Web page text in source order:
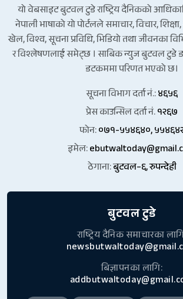
यो वेबसाइट बुटवल टुडे राष्ट्रिय दैनिकको
नेपाली भाषाको यो पोर्टलले समाचार, विचार,
खेल, विश्व, सूचना प्रविधि, भिडियो तथा जीवनका
र विश्लेषणलाई समेट्छ । साबिक न्युज बुटवल टुडे
डटकममा परिणत भएको छ।
सूचना विभाग दर्ता नं.:४६५६
प्रेस काउन्सिल दर्ता नं.१२६७
फोन:०७१-५५४६४०,
इमेल:
ठेगाना:बुटवल–६, रुपन्देही
बुटवल टुडे
राष्ट्रिय दैनिक समाचारका
बिज्ञापनका लागि: